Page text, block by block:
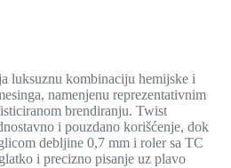
luksuznu kombinaciju hemijske i
namenjenu reprezentativnim
brendiranju. Twist
i pouzdano korišćenje, dok
debljine 0,7 mm i roler sa TC
i precizno pisanje uz plavo